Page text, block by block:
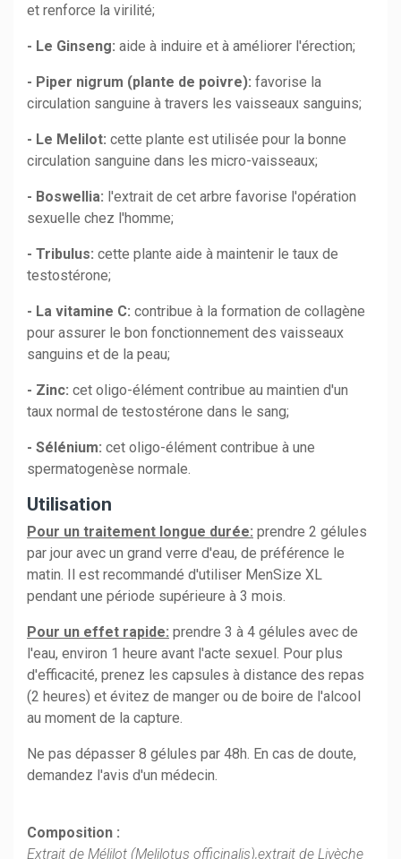
et renforce la virilité;
- Le Ginseng: aide à induire et à améliorer l'érection;
- Piper nigrum (plante de poivre): favorise la
circulation sanguine à travers les vaisseaux sanguins;
- Le Melilot: cette plante est utilisée pour la bonne
circulation sanguine dans les micro-vaisseaux;
- Boswellia: l'extrait de cet arbre favorise l'opération
sexuelle chez l'homme;
- Tribulus: cette plante aide à maintenir le taux de
testostérone;
- La vitamine C: contribue à la formation de collagène
pour assurer le bon fonctionnement des vaisseaux
sanguins et de la peau;
- Zinc: cet oligo-élément contribue au maintien d'un
taux normal de testostérone dans le sang;
- Sélénium: cet oligo-élément contribue à une
spermatogenèse normale.
Utilisation
Pour un traitement longue durée: prendre 2 gélules
par jour avec un grand verre d'eau, de préférence le
matin. Il est recommandé d'utiliser MenSize XL
pendant une période supérieure à 3 mois.
Pour un effet rapide: prendre 3 à 4 gélules avec de
l'eau, environ 1 heure avant l'acte sexuel. Pour plus
d'efficacité, prenez les capsules à distance des repas
(2 heures) et évitez de manger ou de boire de l'alcool
au moment de la capture.
Ne pas dépasser 8 gélules par 48h. En cas de doute,
demandez l'avis d'un médecin.
Composition :
Extrait de Mélilot (Melilotus officinalis),extrait de Livèche